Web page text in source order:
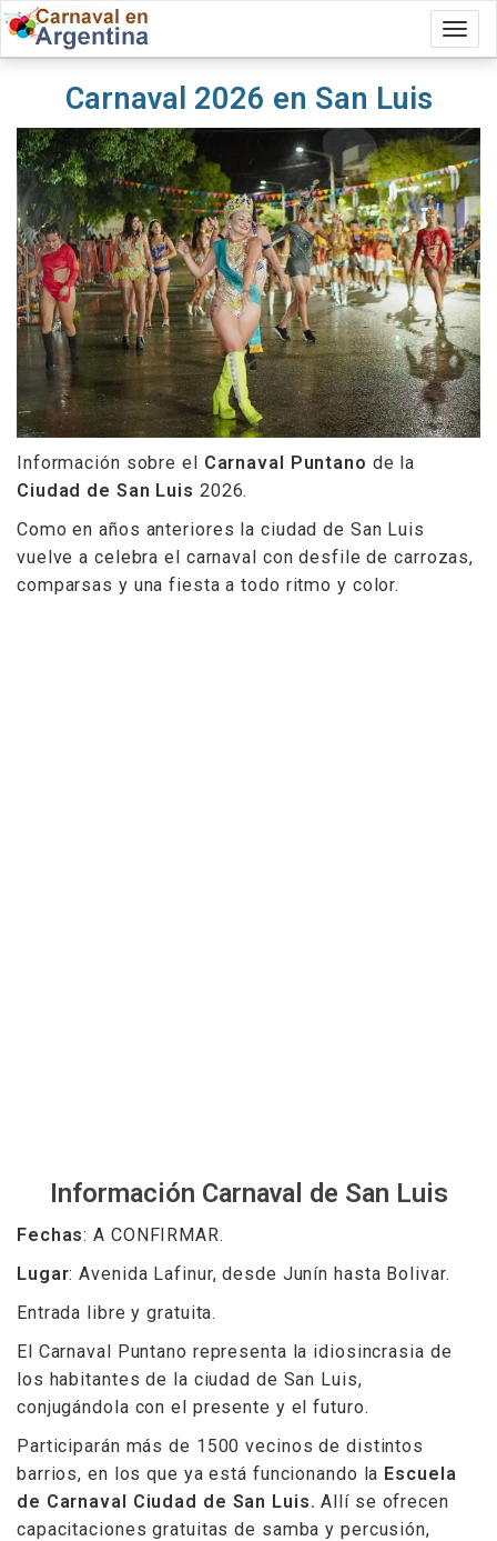
Carnaval 2026 en San Luis
Información sobre el Carnaval Puntano de la
Ciudad de San Luis 2026.
Como en años anteriores la ciudad de San Luis
vuelve a celebra el carnaval con desfile de carrozas,
comparsas y una fiesta a todo ritmo y color.
Información Carnaval de San Luis
Fechas: A CONFIRMAR.
Lugar: Avenida Lafinur, desde Junín hasta Bolivar.
Entrada libre y gratuita.
El Carnaval Puntano representa la idiosincrasia de
los habitantes de la ciudad de San Luis,
conjugándola con el presente y el futuro.
Participarán más de 1500 vecinos de distintos
barrios, en los que ya está funcionando la Escuela
de Carnaval Ciudad de San Luis. Allí se ofrecen
capacitaciones gratuitas de samba y percusión,